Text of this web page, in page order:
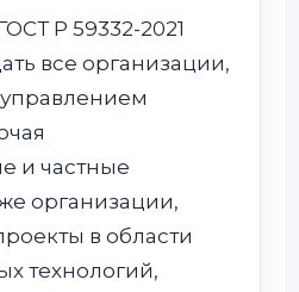
Р 59332-2021
все организации,
и частные
организации,
в области
технологий,